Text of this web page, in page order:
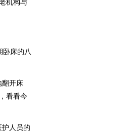
机构与
床的八
开床
看看今
人员的